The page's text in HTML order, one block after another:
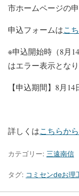
市ホームページの
申込フォームはこ
※申込開始時（8月
はエラー表示となり
【申込期間】8月
詳しくはこちらから
カテゴリー: 三遠南信
タグ: コミセンdeお理